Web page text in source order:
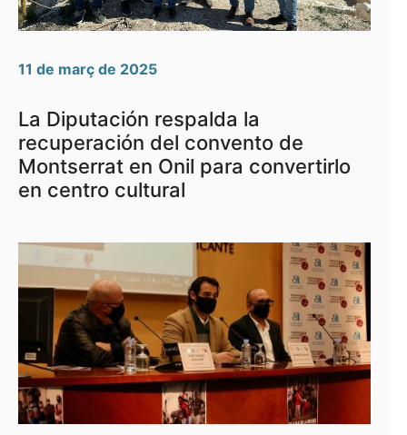
11 de març de 2025
La Diputación respalda la
recuperación del convento de
Montserrat en Onil para convertirlo
en centro cultural